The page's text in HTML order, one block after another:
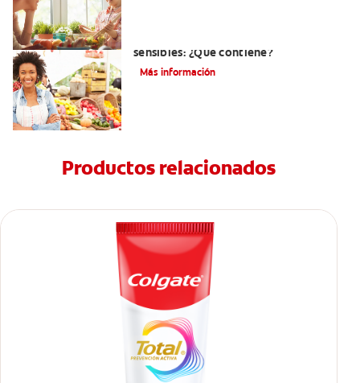
sensibles: ¿Qué contiene?
Más información
Productos relacionados